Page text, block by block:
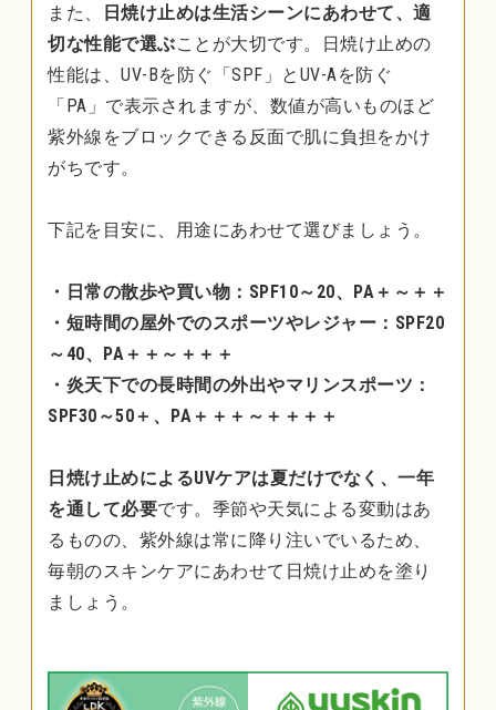
また、
日焼け止めは生活シーンにあわせて、適
切な性能で選ぶことが大切です。日焼け止めの
性能は、UV-Bを防ぐ「SPF」とUV-Aを防ぐ
「PA」で表示されますが、数値が高いものほど
紫外線をブロックできる反面で肌に負担をかけ
がちです。
下記を目安に、用途にあわせて選びましょう。
・日常の散歩や買い物：SPF10～20、PA＋～＋＋
・短時間の屋外でのスポーツやレジャー：SPF20
～40、PA＋＋～＋＋＋
・炎天下での長時間の外出やマリンスポーツ：
SPF30～50＋、PA＋＋＋～＋＋＋＋
日焼け止めによるUVケアは夏だけでなく、一年
を通して必要です。季節や天気による変動はあ
るものの、紫外線は常に降り注いでいるため、
毎朝のスキンケアにあわせて日焼け止めを塗り
ましょう。